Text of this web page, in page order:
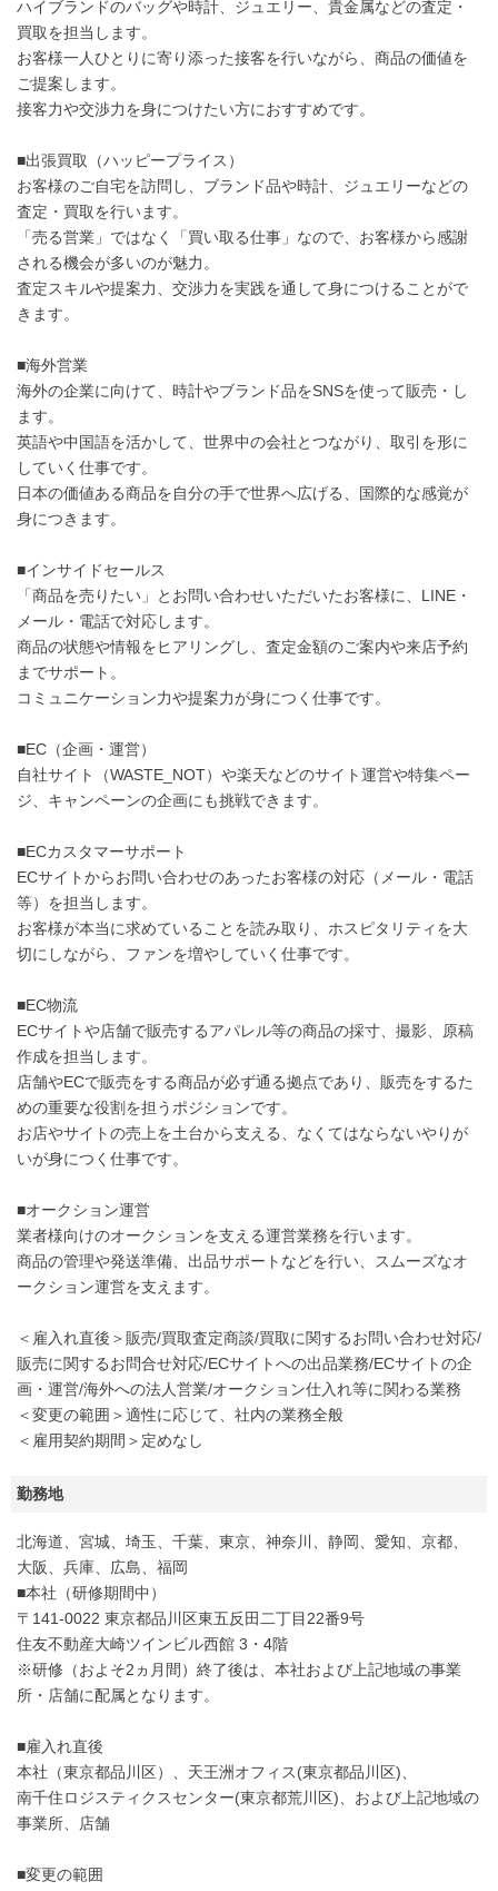
ハイブランドのバッグや時計、ジュエリー、貴金属などの査定・
買取を担当します。
お客様一人ひとりに寄り添った接客を行いながら、商品の価値を
ご提案します。
接客力や交渉力を身につけたい方におすすめです。
■出張買取（ハッピープライス）
お客様のご自宅を訪問し、ブランド品や時計、ジュエリーなどの
査定・買取を行います。
「売る営業」ではなく「買い取る仕事」なので、お客様から感謝
される機会が多いのが魅力。
査定スキルや提案力、交渉力を実践を通して身につけることがで
きます。
■海外営業
海外の企業に向けて、時計やブランド品をSNSを使って販売・し
ます。
英語や中国語を活かして、世界中の会社とつながり、取引を形に
していく仕事です。
日本の価値ある商品を自分の手で世界へ広げる、国際的な感覚が
身につきます。
■インサイドセールス
「商品を売りたい」とお問い合わせいただいたお客様に、LINE・
メール・電話で対応します。
商品の状態や情報をヒアリングし、査定金額のご案内や来店予約
までサポート。
コミュニケーション力や提案力が身につく仕事です。
■EC（企画・運営）
自社サイト（WASTE_NOT）や楽天などのサイト運営や特集ペー
ジ、キャンペーンの企画にも挑戦できます。
■ECカスタマーサポート
ECサイトからお問い合わせのあったお客様の対応（メール・電話
等）を担当します。
お客様が本当に求めていることを読み取り、ホスピタリティを大
切にしながら、ファンを増やしていく仕事です。
■EC物流
ECサイトや店舗で販売するアパレル等の商品の採寸、撮影、原稿
作成を担当します。
店舗やECで販売をする商品が必ず通る拠点であり、販売をするた
めの重要な役割を担うポジションです。
お店やサイトの売上を土台から支える、なくてはならないやりが
いが身につく仕事です。
■オークション運営
業者様向けのオークションを支える運営業務を行います。
商品の管理や発送準備、出品サポートなどを行い、スムーズなオ
ークション運営を支えます。
＜雇入れ直後＞販売/買取査定商談/買取に関するお問い合わせ対応/
販売に関するお問合せ対応/ECサイトへの出品業務/ECサイトの企
画・運営/海外への法人営業/オークション仕入れ等に関わる業務
＜変更の範囲＞適性に応じて、社内の業務全般
＜雇用契約期間＞定めなし
勤務地
北海道、宮城、埼玉、千葉、東京、神奈川、静岡、愛知、京都、
大阪、兵庫、広島、福岡
■本社（研修期間中）
〒141-0022 東京都品川区東五反田二丁目22番9号
住友不動産大崎ツインビル西館 3・4階
※研修（およそ2ヵ月間）終了後は、本社および上記地域の事業
所・店舗に配属となります。
■雇入れ直後
本社（東京都品川区）、天王洲オフィス(東京都品川区)、
南千住ロジスティクスセンター(東京都荒川区)、および上記地域の
事業所、店舗
■変更の範囲